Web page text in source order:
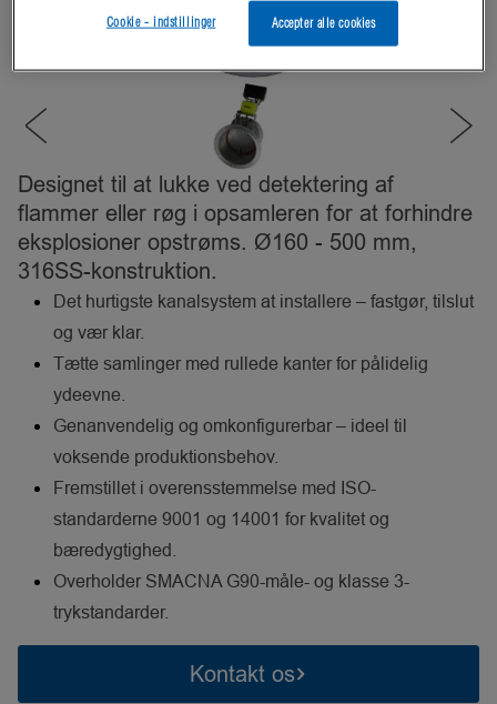
Designet til at lukke ved detektering af
flammer eller røg i opsamleren for at forhindre
eksplosioner opstrøms. Ø160 - 500 mm,
316SS-konstruktion.
Det hurtigste kanalsystem at installere – fastgør, tilslut
og vær klar.
Tætte samlinger med rullede kanter for pålidelig
ydeevne.
Genanvendelig og omkonfigurerbar – ideel til
voksende produktionsbehov.
Fremstillet i overensstemmelse med ISO-
standarderne 9001 og 14001 for kvalitet og
bæredygtighed.
Overholder SMACNA G90-måle- og klasse 3-
trykstandarder.
Kontakt os
Accepter alle cookies
Cookie - indstillinger